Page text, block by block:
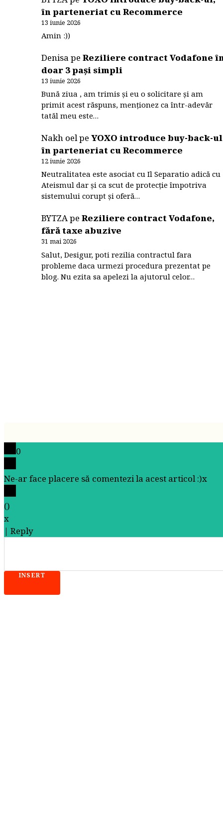
în parteneriat cu Recommerce
13 iunie 2026
Amin :))
DenisapeReziliere contract Vodafone
doar 3 pași simpli
13 iunie 2026
Bună ziua , am trimis și eu o solicitare și am
primit acest răspuns, menționez ca într-adevăr
tatăl meu este…
Nakh oelpeYOXO introduce buy-back-
în parteneriat cu Recommerce
12 iunie 2026
Neutralitatea este asociat cu Il Separatio adică cu
Ateismul dar și ca scut de protecție împotriva
sistemului corupt și oferă…
BYTZApeReziliere contract Vodafone,
fără taxe abuzive
31 mai 2026
Salut, Desigur, poti rezilia contractul fara
probleme daca urmezi procedura prezentat pe
blog. Nu ezita sa apelezi la ajutorul celor…
0
Ne-ar face placere să comentezi la acest articol :)x
()
x
| Reply
INSERT